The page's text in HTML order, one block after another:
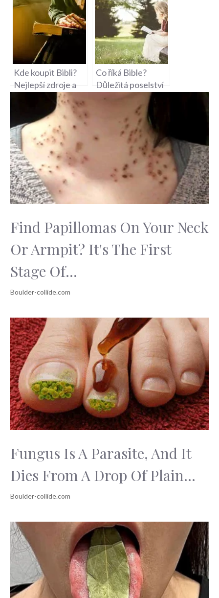
jazykových verzích
pohled na
solidaritu
Kde koupit Bibli?
Nejlepší zdroje a
tipy na nákup
Co říká Bible?
Důležitá poselství
a morální hodnoty
Find Papillomas On Your Neck
Or Armpit? It's The First
Stage Of...
Fungus Is A Parasite, And It
Dies From A Drop Of Plain...